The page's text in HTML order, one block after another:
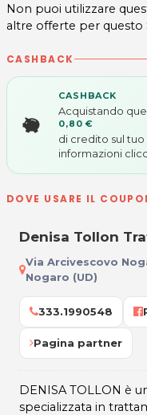
Non puoi utilizzare
altre offerte per questo
CASHBACK
CASHBACK
Acquistando
0,80 €
di credito sul
informazioni
DOVE USARE IL
Denisa Tollon
Via Arcivescovo
Nogaro (UD)
333.1990548
Pagina partner
DENISA TOLLON è
specializzata in